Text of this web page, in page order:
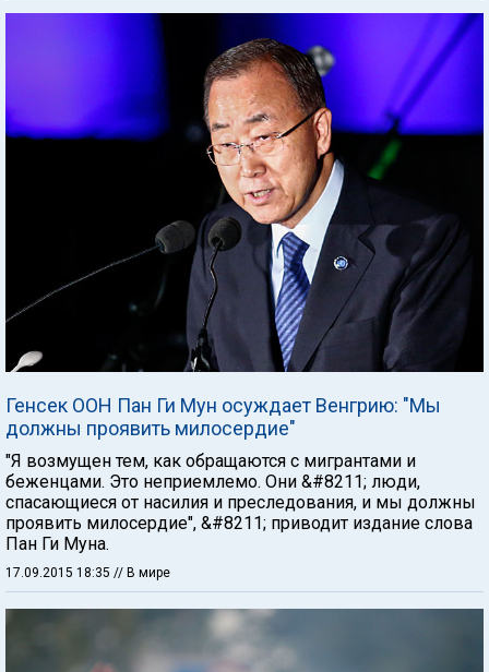
Генсек ООН Пан Ги Мун осуждает Венгрию: "Мы
должны проявить милосердие"
"Я возмущен тем, как обращаются с мигрантами и
беженцами. Это неприемлемо. Они &#8211; люди,
спасающиеся от насилия и преследования, и мы должны
проявить милосердие", &#8211; приводит издание слова
Пан Ги Муна.
17.09.2015 18:35 // В мире